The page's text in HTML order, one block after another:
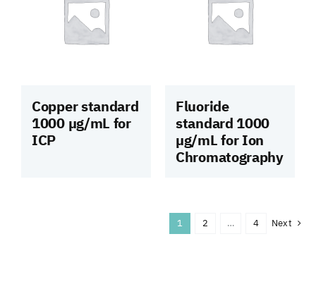
Copper standard
1000 µg/mL for
ICP
Fluoride
standard 1000
µg/mL for Ion
Chromatography
1 2 … 4 Next